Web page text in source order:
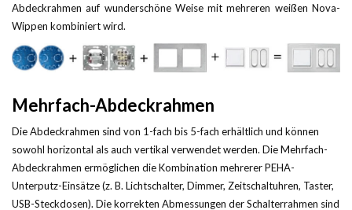
Abdeckrahmen auf wunderschöne Weise mit mehreren weißen Nova-
Wippen kombiniert wird.
Mehrfach-Abdeckrahmen
Die Abdeckrahmen sind von 1-fach bis 5-fach erhältlich und können
sowohl horizontal als auch vertikal verwendet werden. Die Mehrfach-
Abdeckrahmen ermöglichen die Kombination mehrerer PEHA-
Unterputz-Einsätze (z. B. Lichtschalter, Dimmer, Zeitschaltuhren, Taster,
USB-Steckdosen). Die korrekten Abmessungen der Schalterrahmen sind